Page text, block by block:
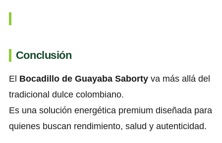
Conclusión
El Bocadillo de Guayaba Sabortyva más allá del
tradicional dulce colombiano.
Es una solución energética premium diseñada para
quienes buscan rendimiento, salud y autenticidad.